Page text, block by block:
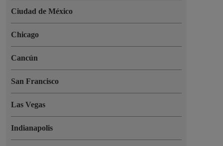
Ciudad de México
Chicago
Cancún
San Francisco
Las Vegas
Indianapolis